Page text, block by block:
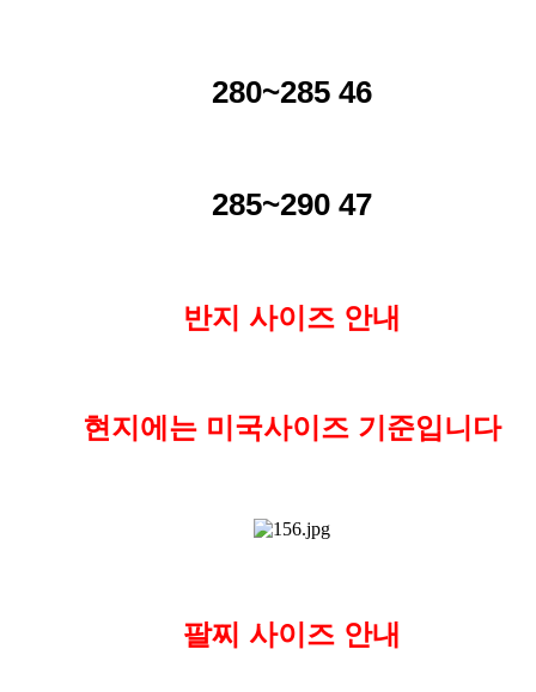
280~285 46
285~290 47
반지 사이즈 안내
현지에는 미국사이즈 기준입니다
팔찌 사이즈 안내